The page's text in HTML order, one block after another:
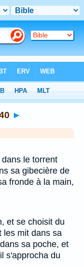
►
le torrent
sa gibecière de
fronde à la main,
et se choisit du
les mit dans sa
sa poche, et
s'approcha du